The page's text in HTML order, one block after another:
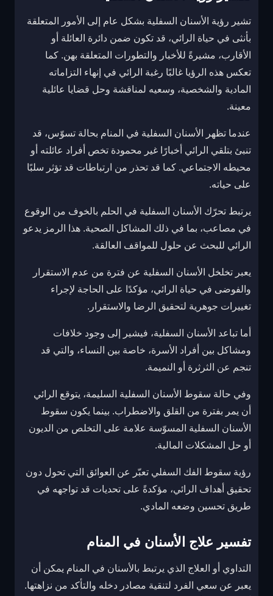
تشير رؤية الأسنان السفلية بشكل عام إلى الأمور المتعلقة
بأنثى في حياة الرائي، قد تكون ضمن دائرة العائلة أو
الأقارب، مشيرةً للأخبار والتطورات المتعلقة بهن. كما
تعكس هذه الرؤيا غالبًا رغبة الرائي في إنهاء التزاماته
المادية والشخصية، وسعيه لمناقشة وحل قضايا عائلية
معينة.
عندما تظهر الأسنان السفلية في المنام بحالة تسوّس، قد
تنبئ بتلقي الرائي أخبارًا غير محمودة تخص أفراد عائلته أو
محيطه الاجتماعي. كما قد تحذر من ارتباطات قد تؤثر سلبًا
على حياته.
يرتبط تحرّك الأسنان السفلية في الحلم بالخوف من الوقوع
في مصاعب، بما في ذلك المشاكل الصحية. هذا الرمز يدعو
الرائي للبحث عن حلول للمواقف العالقة.
يعبر تخلخل الأسنان السفلية عن فترة من عدم الاستقرار
والفوضى في حياة الرائي، مؤكدًا على الحاجة لإجراء
تغييرات جوهرية لتحقيق الرضا والاستقرار.
أما تباعد الأسنان السفلية، فيشير إلى وجود خلافات
ومشاكل بين أفراد الأسرة، خاصة بين النساء، والتي قد
تنجم عن الثرثرة أو النميمة.
وفي حالة سقوط الأسنان السفلية السليمة، يتوقع الرائي
أن يمر بفترة من القلق والاضطراب. بينما يكون سقوط
الأسنان السفلية المسوّسة علامة على التخلص من الديون
أو حل المشكلات المالية.
رؤية سقوط الفك السفلي تعبّر عن العوائق التي تحول دون
تحقيق أهداف الرائي، مؤكدةً على تحديات قد تواجهه في
طريق تحسين وضعه المادي.
تفسير علاج الأسنان في المنام
التداوي أو العلاج الذي يرتبط بالأسنان في المنام يمكن أن
يعبر عن سعي الفرد لتنقية مصادر دخله والتأكد من نزاهتها.